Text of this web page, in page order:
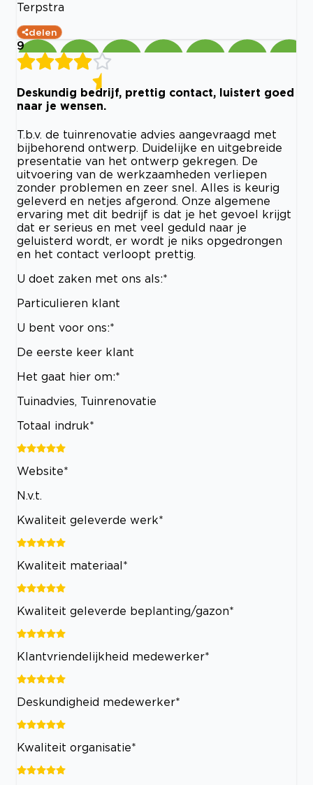
Terpstra
delen
9
Deskundig bedrijf, prettig contact, luistert goed
naar je wensen.
T.b.v. de tuinrenovatie advies aangevraagd met
bijbehorend ontwerp. Duidelijke en uitgebreide
presentatie van het ontwerp gekregen. De
uitvoering van de werkzaamheden verliepen
zonder problemen en zeer snel. Alles is keurig
geleverd en netjes afgerond. Onze algemene
ervaring met dit bedrijf is dat je het gevoel krijgt
dat er serieus en met veel geduld naar je
geluisterd wordt, er wordt je niks opgedrongen
en het contact verloopt prettig.
U doet zaken met ons als:*
Particulieren klant
U bent voor ons:*
De eerste keer klant
Het gaat hier om:*
Tuinadvies, Tuinrenovatie
Totaal indruk*
Website*
N.v.t.
Kwaliteit geleverde werk*
Kwaliteit materiaal*
Kwaliteit geleverde beplanting/gazon*
Klantvriendelijkheid medewerker*
Deskundigheid medewerker*
Kwaliteit organisatie*